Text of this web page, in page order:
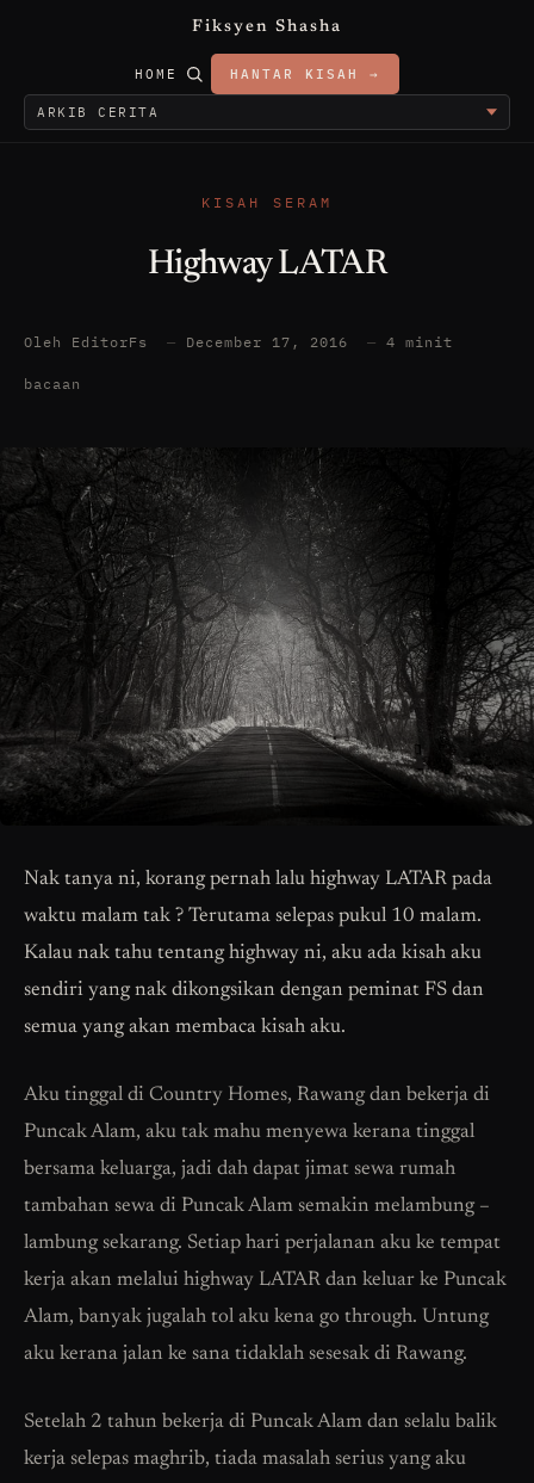
Fiksyen Shasha
HOME HANTAR KISAH →
KISAH SERAM
Highway LATAR
Oleh EditorFs — December 17, 2016 — 4 minit
bacaan
Nak tanya ni, korang pernah lalu highway LATAR pada
waktu malam tak ? Terutama selepas pukul 10 malam.
Kalau nak tahu tentang highway ni, aku ada kisah aku
sendiri yang nak dikongsikan dengan peminat FS dan
semua yang akan membaca kisah aku.
Aku tinggal di Country Homes, Rawang dan bekerja di
Puncak Alam, aku tak mahu menyewa kerana tinggal
bersama keluarga, jadi dah dapat jimat sewa rumah
tambahan sewa di Puncak Alam semakin melambung –
lambung sekarang. Setiap hari perjalanan aku ke tempat
kerja akan melalui highway LATAR dan keluar ke Puncak
Alam, banyak jugalah tol aku kena go through. Untung
aku kerana jalan ke sana tidaklah sesesak di Rawang.
Setelah 2 tahun bekerja di Puncak Alam dan selalu balik
kerja selepas maghrib, tiada masalah serius yang aku